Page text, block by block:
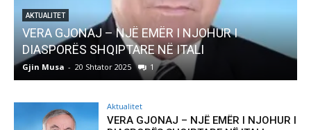
I
AKTUALITET
Pregaditi Gjin Musa-Rome- Shtator
Gjin Musa - 8 Shtator 2025
Aktualitet
VERA GJONAJ – NJË EMËR I NJOHUR I